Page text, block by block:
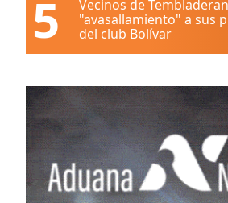
5
Vecinos de
"avasallamiento" a sus
del club Bolívar